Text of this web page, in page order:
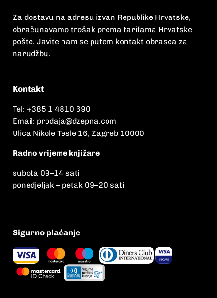
Za dostavu na adresu izvan Republike Hrvatske,
obračunavamo trošak prema tarifama Hrvatske
pošte. Javite nam se putem kontakt obrasca za
narudžbu.
Kontakt
Tel: +385 1 4810 690
Email: prodaja@dzepna.com
Ulica Nikole Tesle 16, Zagreb 10000
Radno vrijeme knjižare
subota 09–14 sati
ponedjeljak – petak 09–20 sati
Sigurno plaćanje